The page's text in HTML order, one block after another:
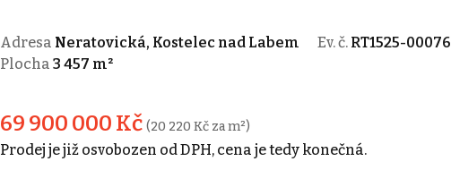
Adresa Neratovická, Kostelec nad Labem Ev. č. RT1525-00076
Plocha 3 457 m²
69 900 000 Kč (20 220 Kč za m²)
Prodej je již osvobozen od DPH, cena je tedy konečná.